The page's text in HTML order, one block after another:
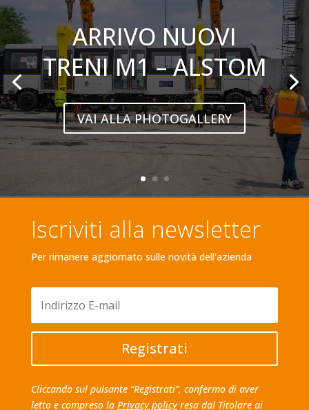
ARRIVO NUOVI
TRENI M1 – ALSTOM
VAI ALLA PHOTOGALLERY
Iscriviti alla newsletter
Per rimanere aggiornato sulle novità dell'azienda
Registrati
Cliccando sul pulsante “Registrati”, confermo di aver
letto e compreso la Privacy policyresa dal Titolare ai